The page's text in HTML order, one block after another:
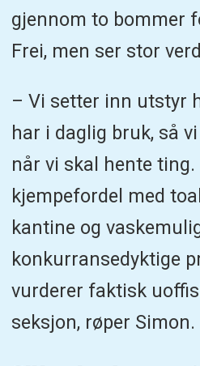
gjennom to bommer
Frei, men ser stor
– Vi setter inn utstyr
har i daglig bruk, så
når vi skal hente ting.
kjempefordel med
kantine og
konkurransedyktige
vurderer faktisk
seksjon, røper Simon.